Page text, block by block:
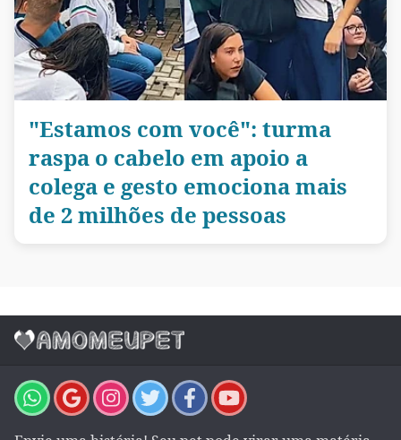
"Estamos com você": turma
raspa o cabelo em apoio a
colega e gesto emociona mais
de 2 milhões de pessoas